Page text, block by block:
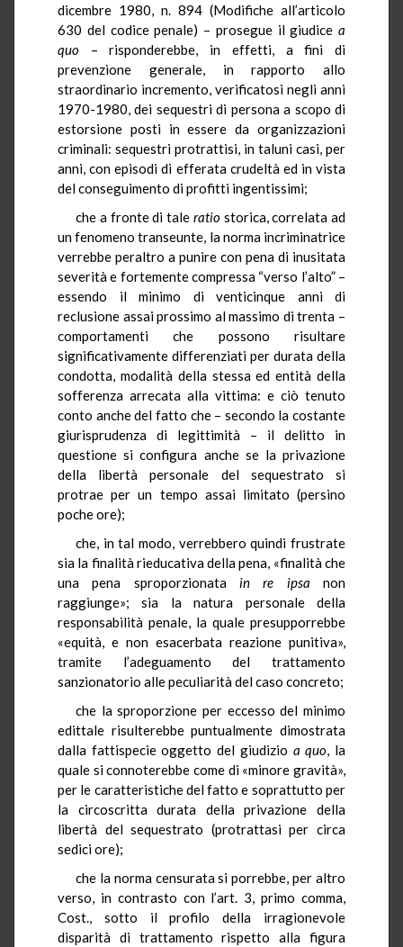
dicembre 1980, n. 894 (Modifiche all’articolo
630 del codice penale) – prosegue il giudice a
quo – risponderebbe, in effetti, a fini di
prevenzione generale, in rapporto allo
straordinario incremento, verificatosi negli anni
1970-1980, dei sequestri di persona a scopo di
estorsione posti in essere da organizzazioni
criminali: sequestri protrattisi, in taluni casi, per
anni, con episodi di efferata crudeltà ed in vista
del conseguimento di profitti ingentissimi;
che a fronte di tale ratio storica, correlata ad
un fenomeno transeunte, la norma incriminatrice
verrebbe peraltro a punire con pena di inusitata
severità e fortemente compressa “verso l’alto” –
essendo il minimo di venticinque anni di
reclusione assai prossimo al massimo di trenta –
comportamenti che possono risultare
significativamente differenziati per durata della
condotta, modalità della stessa ed entità della
sofferenza arrecata alla vittima: e ciò tenuto
conto anche del fatto che – secondo la costante
giurisprudenza di legittimità – il delitto in
questione si configura anche se la privazione
della libertà personale del sequestrato si
protrae per un tempo assai limitato (persino
poche ore);
che, in tal modo, verrebbero quindi frustrate
sia la finalità rieducativa della pena, «finalità che
una pena sproporzionata in re ipsa non
raggiunge»; sia la natura personale della
responsabilità penale, la quale presupporrebbe
«equità, e non esacerbata reazione punitiva»,
tramite l’adeguamento del trattamento
sanzionatorio alle peculiarità del caso concreto;
che la sproporzione per eccesso del minimo
edittale risulterebbe puntualmente dimostrata
dalla fattispecie oggetto del giudizio a quo, la
quale si connoterebbe come di «minore gravità»,
per le caratteristiche del fatto e soprattutto per
la circoscritta durata della privazione della
libertà del sequestrato (protrattasi per circa
sedici ore);
che la norma censurata si porrebbe, per altro
verso, in contrasto con l’art. 3, primo comma,
Cost., sotto il profilo della irragionevole
disparità di trattamento rispetto alla figura